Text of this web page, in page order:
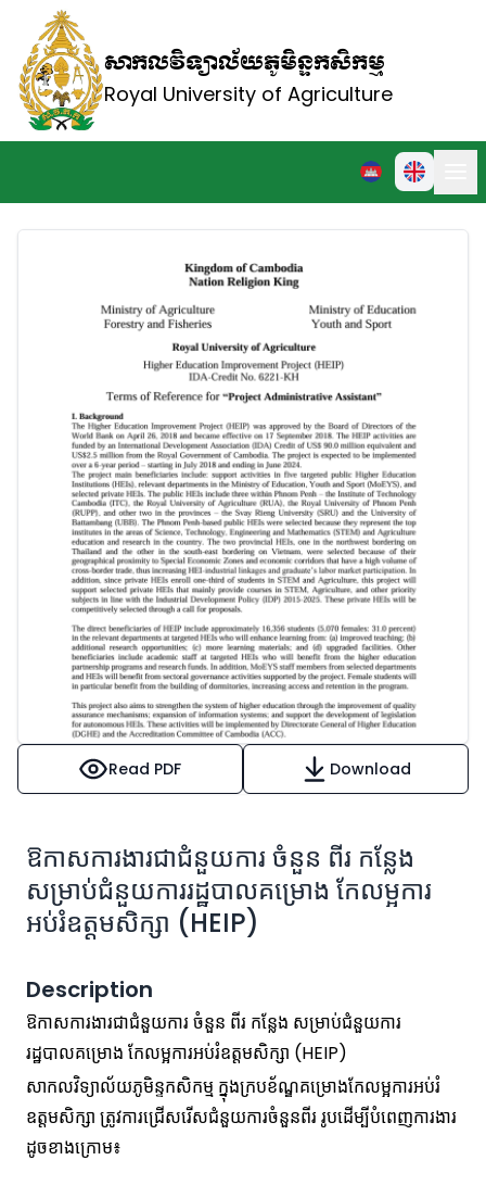
សាកលវិទ្យាល័យភូមិន្ទកសិកម្ម
Royal University of Agriculture
Read PDF Download
ឱកាសការងារជាជំនួយការ ចំនួន ពីរ កន្លែង
សម្រាប់ជំនួយការរដ្ឋបាលគម្រោង កែលម្អការ
អប់រំឧត្តមសិក្សា (HEIP)
Description
ឱកាសការងារជាជំនួយការ ចំនួន ពីរ កន្លែង សម្រាប់ជំនួយការ
រដ្ឋបាលគម្រោង កែលម្អការអប់រំឧត្តមសិក្សា (HEIP)
សាកលវិទ្យាល័យភូមិន្ទកសិកម្ម ក្នុងក្របខ័ណ្ឌគម្រោងកែលម្អការអប់រំ
ឧត្តមសិក្សា ត្រូវការជ្រើសរើសជំនួយការចំនួនពីរ រូបដើម្បីបំពេញការងារ
ដូចខាងក្រោម៖